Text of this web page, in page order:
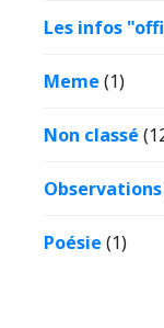
Les infos
Meme (1)
Non classé
Observations
Poésie (1)